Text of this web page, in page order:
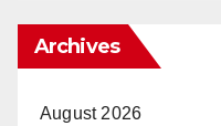
Archives
August 2026